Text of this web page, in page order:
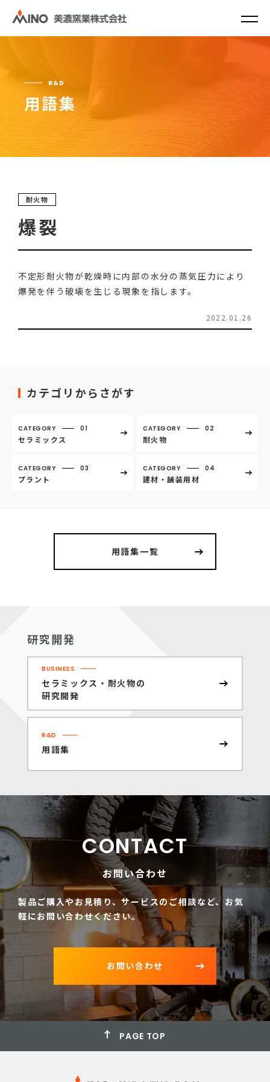
R&D
用語集
耐火物
爆裂
不定形耐火物が乾燥時に内部の水分の蒸気圧力により
爆発を伴う破壊を生じる現象を指します。
2022.01.26
カテゴリからさがす
CATEGORY 01
セラミックス
CATEGORY 02
耐火物
CATEGORY 03
プラント
CATEGORY 04
建材・舗装用材
用語集一覧
研究開発
BUSINESS
セラミックス・耐火物の
研究開発
R&D
用語集
CONTACT
お問い合わせ
製品ご購入やお見積り、サービスのご相談など、 お気
軽にお問い合わせください。
お問い合わせ
PAGE TOP